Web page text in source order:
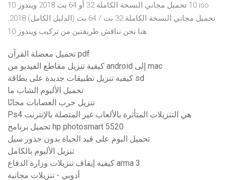
10 تحميل مجاني النسخة الكاملة 32 أو 64 بت 2018 ويندوز 10 iso
تحميل مجاني النسخة الكاملة 32 بت / 64 بت (الدليل الكامل) 2018.
هنا نحن نناقش طريقتين من تركيب ويندوز 10.
تحميل معضلة القرآن pdf
كيفية تنزيل مقاطع الفيديو من android إلى mac
كيفية تنزيل تطبيقات جديدة على بطاقة sd
تحميل الألبوم الشاب ما
تنزيل حرب العصابات مجانًا
Ps4 هي التنزيلات المتأثرة بالألعاب غير المتصلة بالإنترنت
تحميل برنامج hp photosmart 5520
تحميل البوم على قيد الحياة بدون جذور سيل
تنزيل الألبوم بالكامل
كيفية إيقاف تنزيلات وزارة الدفاع arma 3
أدوبي - تنزيلات مجانية